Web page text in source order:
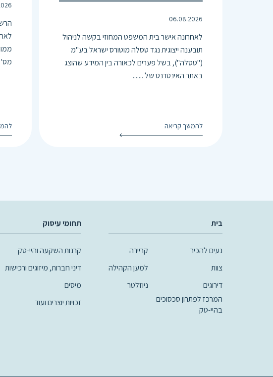
06.08.2026
לאחרונה אישר בית המשפט המחוזי בקשה לניהול
תובענה ייצוגית נגד טסלה מוטורס ישראל בע"מ
("טסלה"), בשל פערים לכאורה בין המידע שהוצג
באתר האינטרנט של .......
להמשך קריאה
מס' 13 לחוק הגנת .......
בית
נעים להכיר
צוות
דירוגים
קריירה
למען הקהילה
ניוזלטר
המרכז לפתרון סכסוכים
בהיי-טק
תחומי עיסוק
קרנות השקעה והיי-טק
דיני חברות, מיזוגים ורכישות
מיסים
זכויות יוצרים ועוד